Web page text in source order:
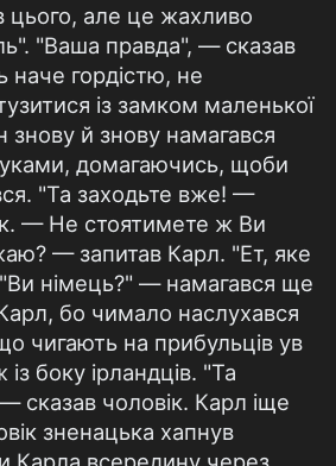
цього, але це жахливо
"Ваша правда", — сказав
наче гордістю, не
із замком маленької
знову й знову намагався
домагаючись, щоби
"Та заходьте вже! —
— Не стоятимете ж Ви
— запитав Карл. "Ет, яке
німець?" — намагався ще
бо чимало наслухався
чигають на прибульців ув
боку ірландців. "Та
сказав чоловік. Карл іще
зненацька хапнув